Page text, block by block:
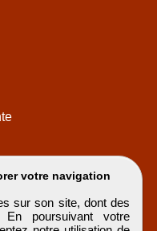
votre navigation
sur son site, dont des
En poursuivant votre